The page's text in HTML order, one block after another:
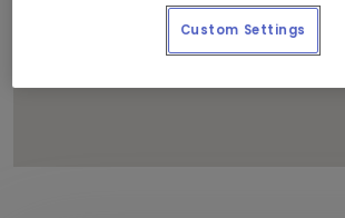
Custom Settings